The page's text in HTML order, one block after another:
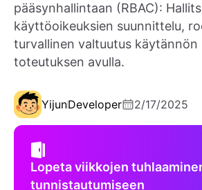
pääsynhallintaan (RBAC):
käyttöoikeuksien suunnittelu,
turvallinen valtuutus käytännön
toteutuksen avulla.
YijunDeveloper 2/17/2025
Lopeta viikkojen
tunnistautumiseen